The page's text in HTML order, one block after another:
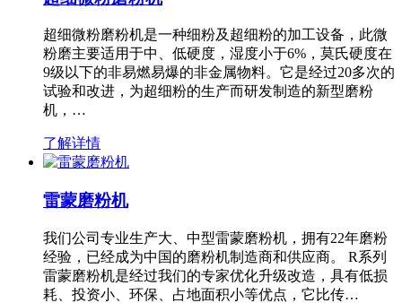
超细微粉磨粉机是一种细粉及超细粉的加工设备，此微
粉磨主要适用于中、低硬度，湿度小于6%，莫氏硬度在
9级以下的非易燃易爆的非金属物料。它是经过20多次的
试验和改进，为超细粉的生产而研发制造的新型磨粉
机，…
了解详情
雷蒙磨粉机
我们公司专业生产大、中型雷蒙磨粉机，拥有22年磨粉
经验，已经成为中国的磨粉机制造商和供应商。 R系列
雷蒙磨粉机是经过我们的专家优化升级改造，具有低损
耗、投资小、环保、占地面积小等优点，它比传…